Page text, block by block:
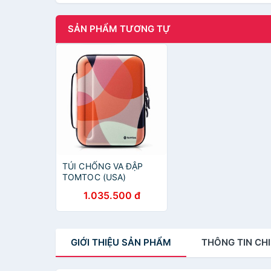
SẢN PHẨM TƯƠNG TỰ
TÚI CHỐNG VA ĐẬP
TOMTOC (USA)
HARDSHELL (A06-
002M01)
1.035.500 đ
GIỚI THIỆU SẢN PHẨM THÔNG TIN